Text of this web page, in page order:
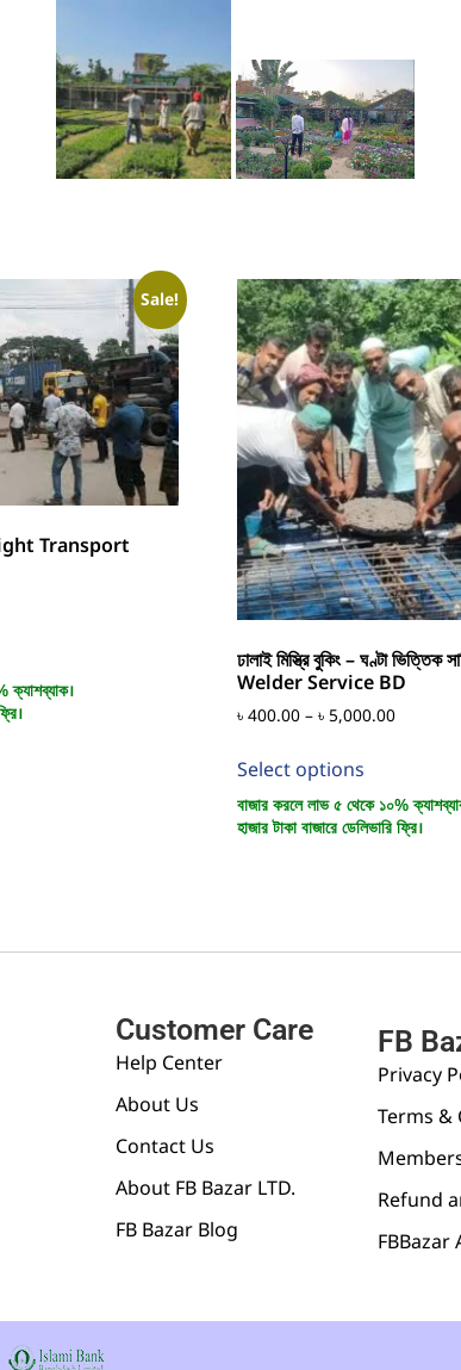
Sale!
Transport
ক্যাশব্যাক।
ঢালাই মিস্ত্রি বুকিং – ঘণ্টা ভিত্তিক
Welder Service BD
৳400.00 – ৳ 5,000.00
Select options
বাজার করলে লাভ ৫ থেকে ১০%
হাজার টাকা বাজারে ডেলিভারি ফ্রি।
Customer Care
Help Center
About Us
Contact Us
About FB Bazar LTD.
FB Bazar Blog
FB
Privacy
Terms &
Refund
FBBazar